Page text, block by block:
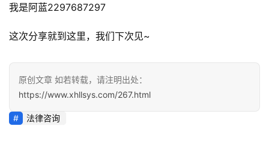
我是阿蓝2297687297
这次分享就到这里，我们下次见~
原创文章 如若转载，请注明出处：
https://www.xhllsys.com/267.html
法律咨询